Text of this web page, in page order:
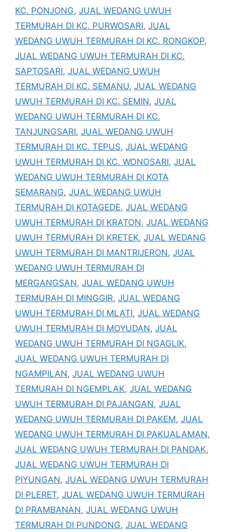
KC. PONJONG, JUAL WEDANG UWUH
TERMURAH DI KC. PURWOSARI, JUAL
WEDANG UWUH TERMURAH DI KC. RONGKOP,
JUAL WEDANG UWUH TERMURAH DI KC.
SAPTOSARI, JUAL WEDANG UWUH
TERMURAH DI KC. SEMANU, JUAL WEDANG
UWUH TERMURAH DI KC. SEMIN, JUAL
WEDANG UWUH TERMURAH DI KC.
TANJUNGSARI, JUAL WEDANG UWUH
TERMURAH DI KC. TEPUS, JUAL WEDANG
UWUH TERMURAH DI KC. WONOSARI, JUAL
WEDANG UWUH TERMURAH DI KOTA
SEMARANG, JUAL WEDANG UWUH
TERMURAH DI KOTAGEDE, JUAL WEDANG
UWUH TERMURAH DI KRATON, JUAL WEDANG
UWUH TERMURAH DI KRETEK, JUAL WEDANG
UWUH TERMURAH DI MANTRIJERON, JUAL
WEDANG UWUH TERMURAH DI
MERGANGSAN, JUAL WEDANG UWUH
TERMURAH DI MINGGIR, JUAL WEDANG
UWUH TERMURAH DI MLATI, JUAL WEDANG
UWUH TERMURAH DI MOYUDAN, JUAL
WEDANG UWUH TERMURAH DI NGAGLIK,
JUAL WEDANG UWUH TERMURAH DI
NGAMPILAN, JUAL WEDANG UWUH
TERMURAH DI NGEMPLAK, JUAL WEDANG
UWUH TERMURAH DI PAJANGAN, JUAL
WEDANG UWUH TERMURAH DI PAKEM, JUAL
WEDANG UWUH TERMURAH DI PAKUALAMAN,
JUAL WEDANG UWUH TERMURAH DI PANDAK,
JUAL WEDANG UWUH TERMURAH DI
PIYUNGAN, JUAL WEDANG UWUH TERMURAH
DI PLERET, JUAL WEDANG UWUH TERMURAH
DI PRAMBANAN, JUAL WEDANG UWUH
TERMURAH DI PUNDONG, JUAL WEDANG